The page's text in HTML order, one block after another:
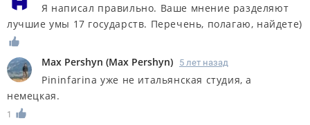
Я написал правильно. Ваше мнение разделяют
лучшие умы 17 государств. Перечень, полагаю, найдете)
Max Pershyn (Max Pershyn) 5 лет назад
Pininfarina уже не итальянская студия, а
немецкая.
1